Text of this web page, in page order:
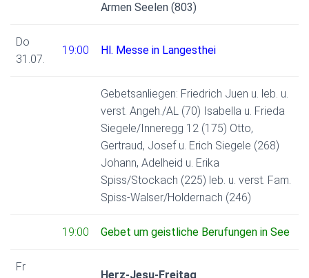
Armen Seelen (803)
Do
31.07.
19:00 Hl. Messe in Langesthei
Gebetsanliegen: Friedrich Juen u. leb. u.
verst. Angeh./AL (70) Isabella u. Frieda
Siegele/Inneregg 12 (175) Otto,
Gertraud, Josef u. Erich Siegele (268)
Johann, Adelheid u. Erika
Spiss/Stockach (225) leb. u. verst. Fam.
Spiss-Walser/Holdernach (246)
19:00 Gebet um geistliche Berufungen in See
Fr
Herz-Jesu-Freitag